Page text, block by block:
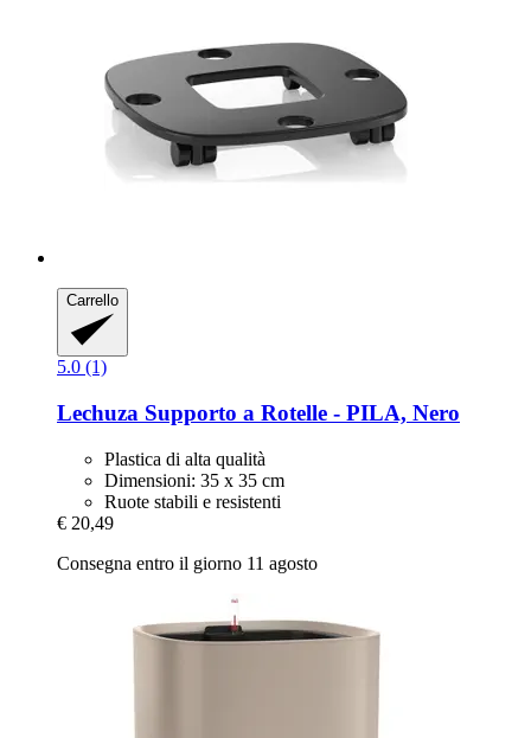
Carrello
5.0 (1)
Lechuza Supporto a Rotelle -​ PILA, Nero
Plastica di alta qualità
Dimensioni: 35 x 35 cm
Ruote stabili e resistenti
€ 20,49
Consegna entro il giorno 11 agosto